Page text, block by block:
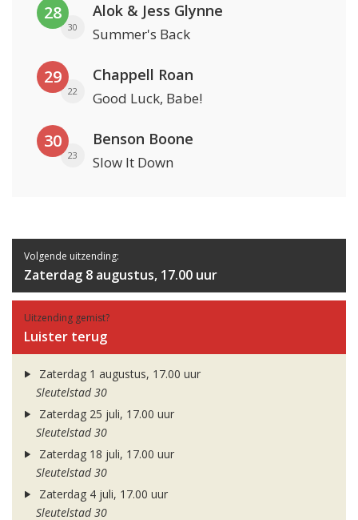
28
30
Alok & Jess Glynne
Summer's Back
29
22
Chappell Roan
Good Luck, Babe!
30
23
Benson Boone
Slow It Down
Volgende uitzending:
Zaterdag 8 augustus, 17.00 uur
Uitzending gemist?
Luister terug
Zaterdag 1 augustus, 17.00 uur
Sleutelstad 30
Zaterdag 25 juli, 17.00 uur
Sleutelstad 30
Zaterdag 18 juli, 17.00 uur
Sleutelstad 30
Zaterdag 4 juli, 17.00 uur
Sleutelstad 30